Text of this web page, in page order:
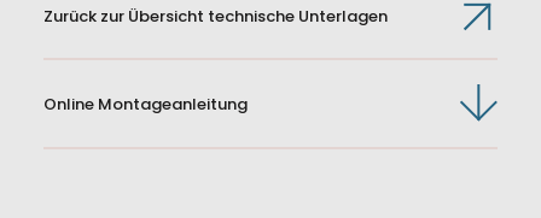
Zurück zur Übersicht technische Unterlagen
Online Montageanleitung